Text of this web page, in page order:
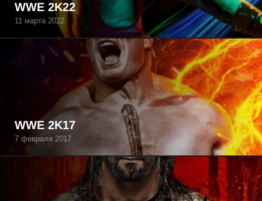
WWE 2K22
11 марта 2022
WWE 2K17
7 февраля 2017